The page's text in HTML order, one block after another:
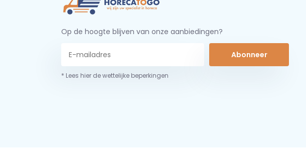
Op de hoogte blijven van onze aanbiedingen?
Abonneer
* Lees hier de wettelijke beperkingen